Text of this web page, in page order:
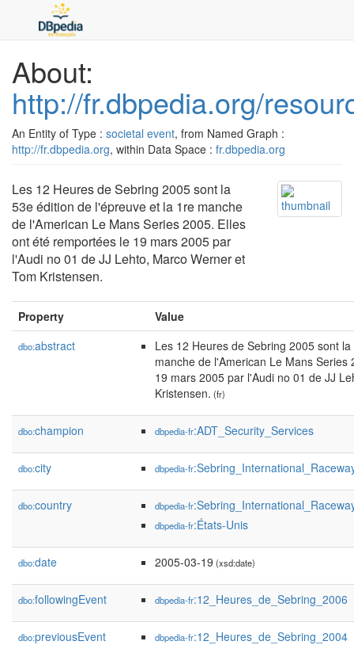
About:
http://fr.dbpedia.org/
An Entity of Type : societal event, from Named Graph :
http://fr.dbpedia.org, within Data Space : fr.dbpedia.org
Les 12 Heures de Sebring 2005 sont la
53e édition de l'épreuve et la 1re manche
de l'American Le Mans Series 2005. Elles
ont été remportées le 19 mars 2005 par
l'Audi no 01 de JJ Lehto, Marco Werner et
Tom Kristensen.
Property Value
dbo:abstract
Les 12 Heures de Sebring 2005 sont
manche de l'American Le Mans
19 mars 2005 par l'Audi no 01 de JJ
Kristensen. (fr)
dbo:champion dbpedia-fr:ADT_Security_Services
dbo:city dbpedia-fr
dbo:country dbpedia-fr
dbpedia-fr:États-Unis
dbo:date 2005-03-19 (xsd:date)
dbo:followingEvent dbpedia-fr:12_Heures_de_Sebring_2006
dbo:previousEvent dbpedia-fr:12_Heures_de_Sebring_2004